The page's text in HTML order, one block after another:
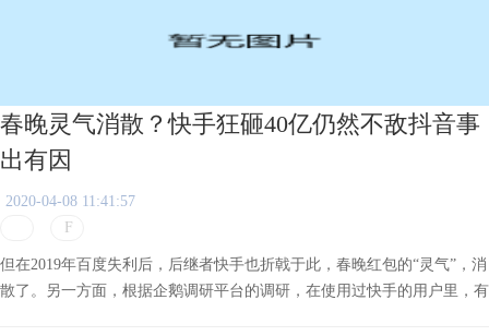
春晚灵气消散？快手狂砸40亿仍然不敌抖音事
出有因
2020-04-08 11:41:57
但在2019年百度失利后，后继者快手也折戟于此，春晚红包的“灵气”，消
散了。另一方面，根据企鹅调研平台的调研，在使用过快手的用户里，有